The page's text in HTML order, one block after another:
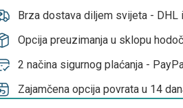
Brza dostava diljem svijeta - DHL
Opcija preuzimanja u sklopu
2 načina sigurnog plaćanja -
Zajamčena opcija povrata u 14